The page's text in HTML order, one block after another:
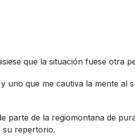
que la situación fuese otra
uno que me cautiva la mente al
parte de la regiomontana de
su repertorio.